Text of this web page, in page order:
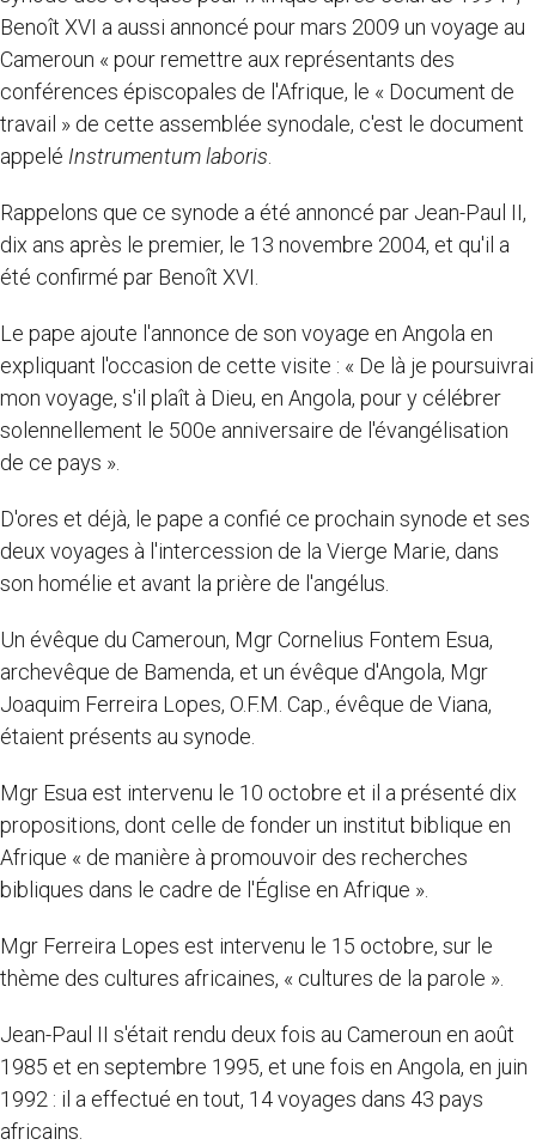
Benoît XVI a aussi annoncé pour mars 2009 un voyage au
Cameroun « pour remettre aux représentants des
conférences épiscopales de l'Afrique, le « Document de
travail » de cette assemblée synodale, c'est le document
appelé Instrumentum laboris
Rappelons que ce synode a été annoncé par Jean-Paul II,
dix ans après le premier, le 13 novembre 2004, et qu'il a
été confirmé par Benoît XVI.
Le pape ajoute l'annonce de son voyage en Angola en
expliquant l'occasion de cette visite : « De là je poursuivrai
mon voyage, s'il plaît à Dieu, en Angola, pour y célébrer
solennellement le 500e anniversaire de l'évangélisation
de ce pays ».
D'ores et déjà, le pape a confié ce prochain synode et ses
deux voyages à l'intercession de la Vierge Marie, dans
son homélie et avant la prière de l'angélus.
Un évêque du Cameroun, Mgr Cornelius Fontem Esua,
archevêque de Bamenda, et un évêque d'Angola, Mgr
Joaquim Ferreira Lopes, O.F.M. Cap., évêque de Viana,
étaient présents au synode.
Mgr Esua est intervenu le 10 octobre et il a présenté dix
propositions, dont celle de fonder un institut biblique en
Afrique « de manière à promouvoir des recherches
bibliques dans le cadre de l'Église en Afrique ».
Mgr Ferreira Lopes est intervenu le 15 octobre, sur le
thème des cultures africaines, « cultures de la parole ».
Jean-Paul II s'était rendu deux fois au Cameroun en août
1985 et en septembre 1995, et une fois en Angola, en juin
1992 : il a effectué en tout, 14 voyages dans 43 pays
africains.